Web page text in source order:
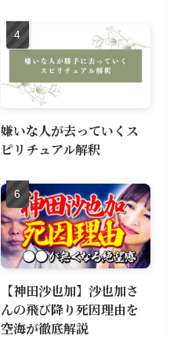
嫌いな人が去っていくス
ピリチュアル解釈
【神田沙也加】沙也加さ
んの飛び降り死因理由を
空海が徹底解説